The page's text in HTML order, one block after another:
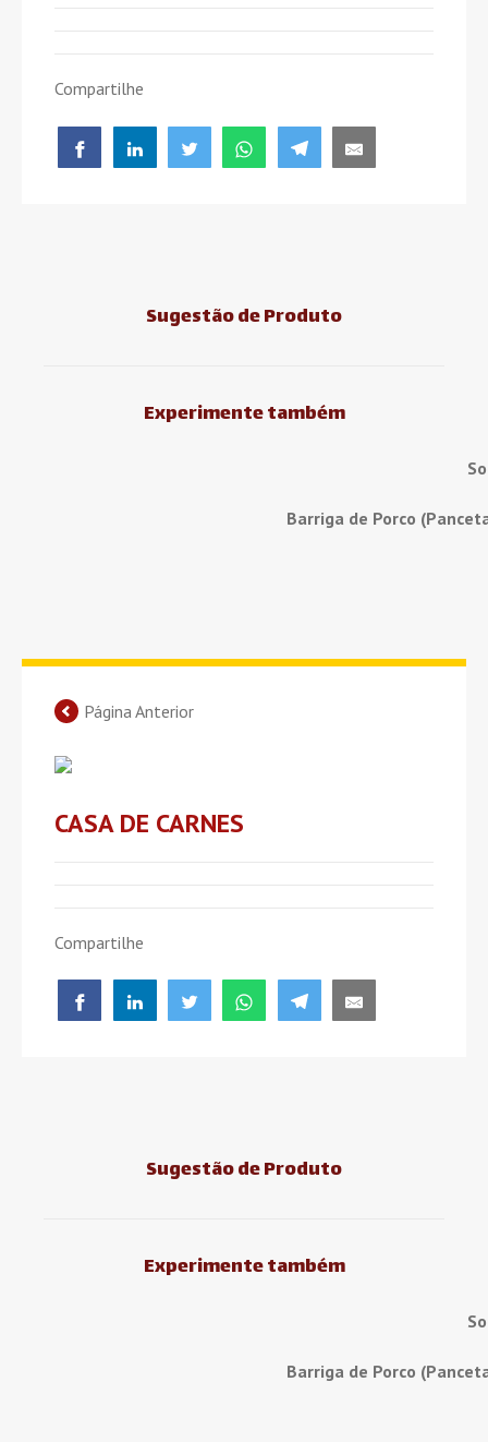
Compartilhe
Sugestão de Produto
Experimente também
Barriga de Porco
Página Anterior
CASA DE CARNES
Compartilhe
Sugestão de Produto
Experimente também
Barriga de Porco